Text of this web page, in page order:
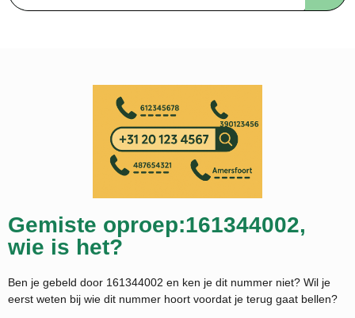
Gemiste oproep:161344002,
wie is het?
Ben je gebeld door 161344002 en ken je dit nummer niet? Wil je
eerst weten bij wie dit nummer hoort voordat je terug gaat bellen?